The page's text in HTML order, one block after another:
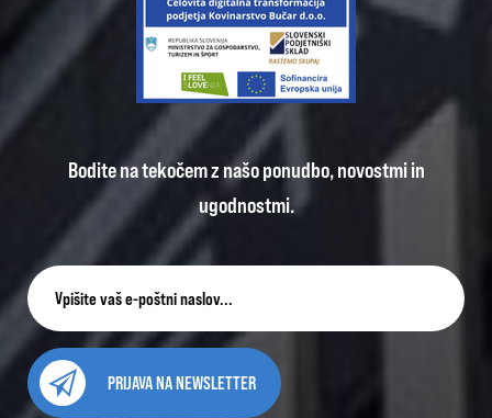
Bodite na tekočem z našo ponudbo, novostmi in
ugodnostmi.
PRIJAVA NA NEWSLETTER